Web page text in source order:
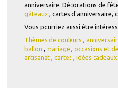
anniversaire. Décorations de
gâteaux , cartes d'anniversaire,
Vous pourriez aussi être
Thèmes de couleurs ,
ballon , mariage , occasions et
artisanat , cartes , idées cadeaux